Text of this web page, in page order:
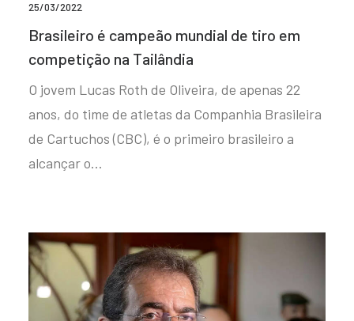
25/03/2022
Brasileiro é campeão mundial de tiro em
competição na Tailândia
O jovem Lucas Roth de Oliveira, de apenas 22
anos, do time de atletas da Companhia Brasileira
de Cartuchos (CBC), é o primeiro brasileiro a
alcançar o…